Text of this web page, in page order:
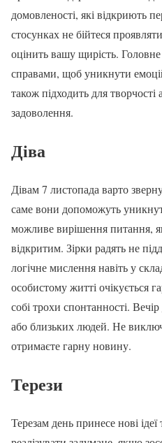
домовленості, які відкриють
стосунках не бійтеся
оцінить вашу щирість.
справами, щоб уникнути
також підходить для
задоволення.
Діва
Дівам 7 листопада варто
саме вони допоможуть
можливе вирішення питання,
відкритим. Зірки радять не
логічне мислення навіть у
особистому житті очікується
собі трохи спонтанності.
або близьких людей. Не
отримаєте гарну новину.
Терези
Терезам день принесе нові